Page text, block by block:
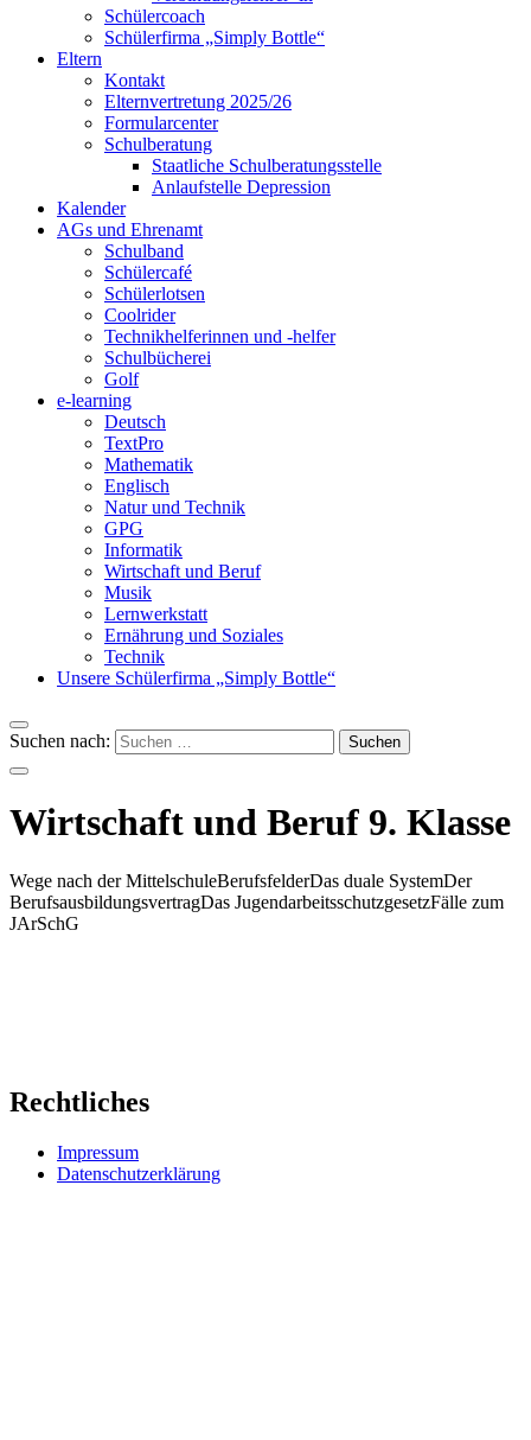
Schülercoach
Schülerfirma „Simply Bottle“
Eltern
Kontakt
Elternvertretung 2025/26
Formularcenter
Schulberatung
Staatliche Schulberatungsstelle
Anlaufstelle Depression
Kalender
AGs und Ehrenamt
Schulband
Schülercafé
Schülerlotsen
Coolrider
Technikhelferinnen und -helfer
Schulbücherei
Golf
e-learning
Deutsch
TextPro
Mathematik
Englisch
Natur und Technik
GPG
Informatik
Wirtschaft und Beruf
Musik
Lernwerkstatt
Ernährung und Soziales
Technik
Unsere Schülerfirma „Simply Bottle“
Suchen nach:
Wirtschaft und Beruf 9. Klasse
Wege nach der MittelschuleBerufsfelderDas duale SystemDer
BerufsausbildungsvertragDas JugendarbeitsschutzgesetzFälle zum
JArSchG
Rechtliches
Impressum
Datenschutzerklärung